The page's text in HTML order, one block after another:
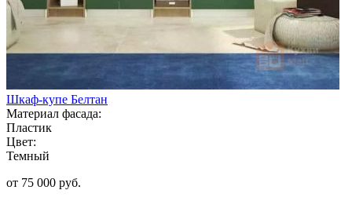
Шкаф-купе Белтан
Материал фасада:
Пластик
Цвет:
Темный
от 75 000 руб.